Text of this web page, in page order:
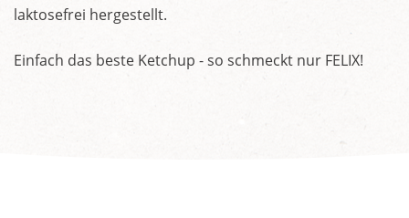
laktosefrei hergestellt.
Einfach das beste Ketchup - so schmeckt nur FELIX!